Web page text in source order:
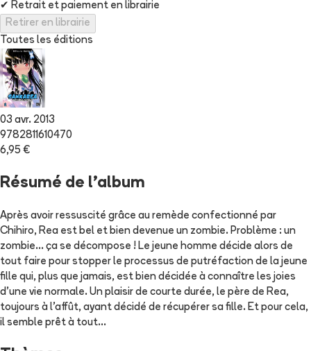
✔ Retrait et paiement en librairie
Retirer en librairie
Toutes les éditions
03 avr. 2013
9782811610470
6,95 €
Résumé de l'album
Après avoir ressuscité grâce au remède confectionné par
Chihiro, Rea est bel et bien devenue un zombie. Problème : un
zombie... ça se décompose ! Le jeune homme décide alors de
tout faire pour stopper le processus de putréfaction de la jeune
fille qui, plus que jamais, est bien décidée à connaître les joies
d'une vie normale. Un plaisir de courte durée, le père de Rea,
toujours à l'affût, ayant décidé de récupérer sa fille. Et pour cela,
il semble prêt à tout...